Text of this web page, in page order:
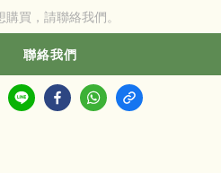
購買，請聯絡我們。
聯絡我們